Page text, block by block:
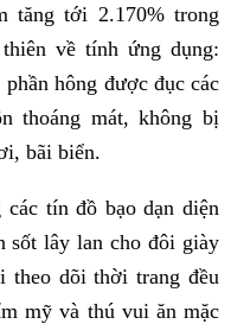
tăng tới 2.170% trong
về tính ứng dụng:
hông được đục các
thoáng mát, không bị
bãi biển.
tín đồ bạo dạn diện
sốt lây lan cho đôi giày
theo dõi thời trang đều
mỹ và thú vui ăn mặc